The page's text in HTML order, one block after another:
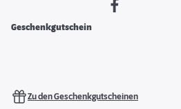
Geschenkgutschein
Zu den Geschenkgutscheinen